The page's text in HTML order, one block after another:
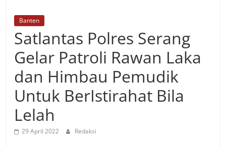
Banten
Satlantas Polres Serang
Gelar Patroli Rawan Laka
dan Himbau Pemudik
Untuk BerIstirahat Bila
Lelah
29 April 2022 Redaksi